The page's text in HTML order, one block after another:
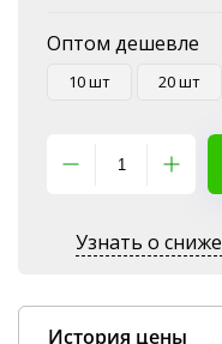
Оптом дешевле
10 шт 20 шт
Узнать о
История цены